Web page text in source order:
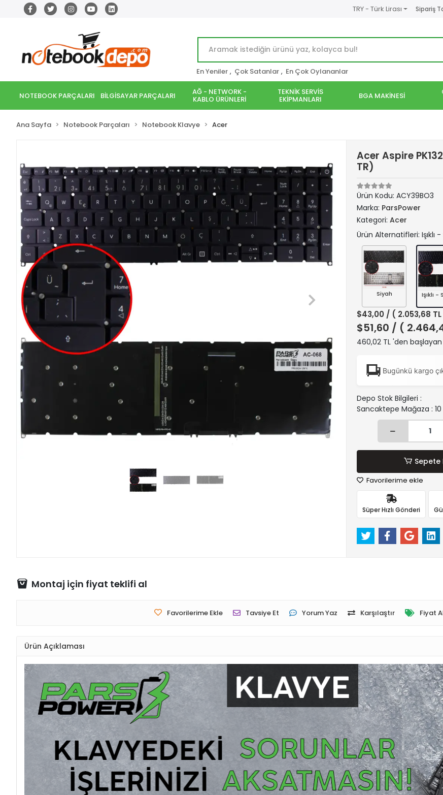
TRY - Türk Lirası Sipariş
En Yeniler , Çok Satanlar , En Çok Oylananlar
NOTEBOOK PARÇALARI BİLGİSAYAR PARÇALARI AĞ - NETWORK -
KABLO ÜRÜNLERİ
TEKNİK SERVİS
EKİPMANLARI BGA MAKİNESİ
Ana Sayfa Notebook Parçaları Notebook Klavye Acer
Acer Aspire
TR)
Ürün Kodu: ACY39BO3
Marka: ParsPower
Kategori: Acer
Ürün Alternatifleri: Işıklı -
Siyah Işıklı -
$43,00 / ( 2.053,68
$51,60 / (
460,02 TL 'den
Bugünkü kargo
Depo Stok Bilgileri :
Sancaktepe Mağaza : 10
Sepete
Favorilerime ekle
Süper Hızlı Gönderi
Montaj için fiyat teklifi al
Favorilerime Ekle Tavsiye Et Yorum Yaz Karşılaştır Fiyat
Ürün Açıklaması